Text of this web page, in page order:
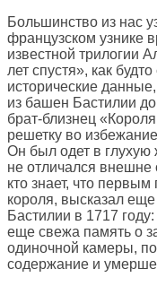
Большинство из нас
французском узнике
известной трилогии
лет спустя», как
исторические
из башен Бастилии
брат-близнец
решетку во
Он был одет в глухую
не отличался
кто знает, что первым
короля, высказал
Бастилии в 1717
еще свежа память о
одиночной камеры,
содержание и